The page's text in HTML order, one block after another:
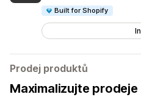
Built for Shopify
Prodej produktů
Maximalizujte